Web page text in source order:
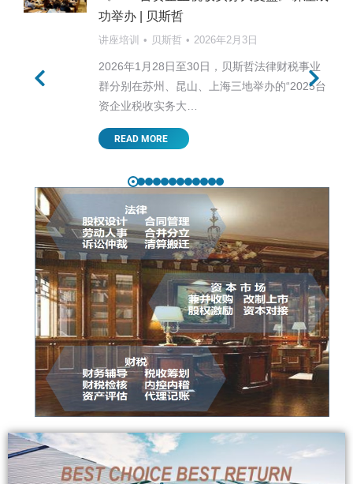
功举办 | 贝斯哲
讲座培训 贝斯哲 2026年2月3日
2026年1月28日至30日，贝斯哲法律财税事业
群分别在苏州、昆山、上海三地举办的“2025台
资企业税收实务大…
READ MORE